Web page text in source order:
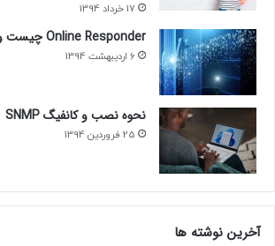
17 خرداد 1394
Online Responder چیست و چگونه کار می کند؟
6 اردیبهشت 1394
نحوه نصب و کانفیگ SNMP
25 فروردین 1394
آخرین نوشته ها